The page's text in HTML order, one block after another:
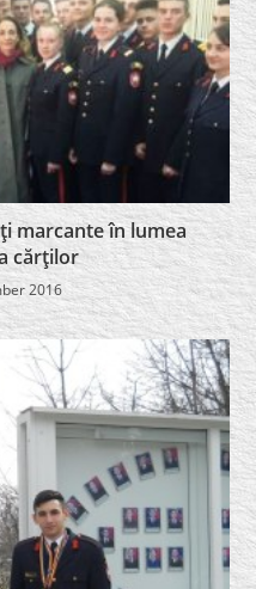
marcante în lumea
cărţilor
2016